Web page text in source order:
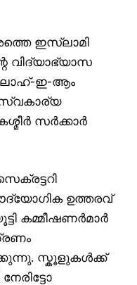
ഇസ്ലാമി
വിദ്യാഭ്യാസ
ഇ-ആം
സ്വകാര്യ
സർക്കാർ
ഉത്തരവ്
കമ്മീഷണർമാർ
സ്കൂളുകൾക്ക്